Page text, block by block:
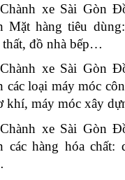
Chành xe Sài Gòn
Mặt hàng tiêu
đồ nhà bếp…
Chành xe Sài Gòn
các loại máy móc
khí, máy móc xây
Chành xe Sài Gòn
các hàng hóa chất: